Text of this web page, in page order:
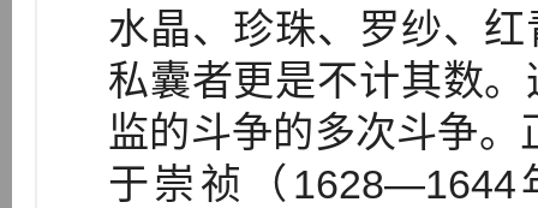
水晶、珍珠、罗纱、
私囊者更是不计其数
监的斗争的多次斗争。
于崇祯（